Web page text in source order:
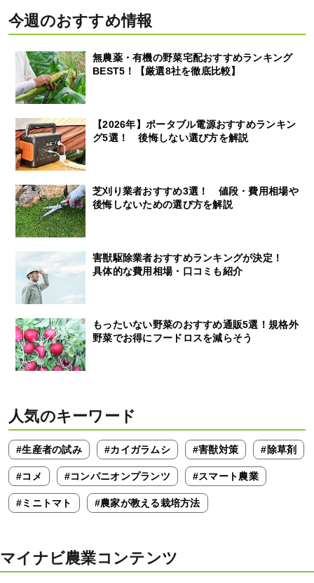
今週のおすすめ情報
無農薬・有機の野菜宅配おすすめランキング
BEST5！【厳選8社を徹底比較】
【2026年】ポータブル電源おすすめランキン
グ5選！ 後悔しない選び方を解説
芝刈り業者おすすめ3選！ 値段・費用相場や
後悔しないための選び方を解説
害獣駆除業者おすすめランキングが決定！
具体的な費用相場・口コミも紹介
もったいない野菜のおすすめ通販5選！規格外
野菜でお得にフードロスを減らそう
人気のキーワード
#生産者の試み #カイガラムシ #害獣対策 #除草剤
#コメ #コンパニオンプランツ #スマート農業
#ミニトマト #農家が教える栽培方法
マイナビ農業コンテンツ